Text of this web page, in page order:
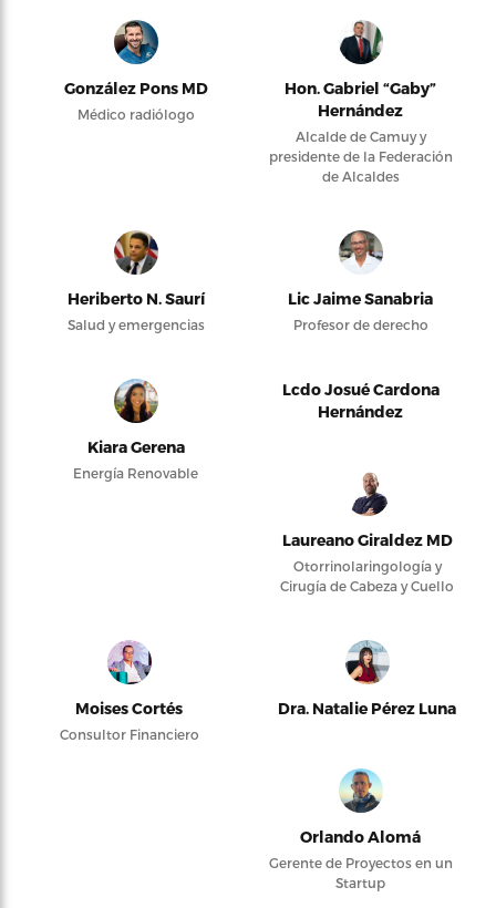
González Pons MD
Médico radiólogo
Hon. Gabriel “Gaby”
Hernández
Alcalde de Camuy y
presidente de la Federación
de Alcaldes
Heriberto N. Saurí
Salud y emergencias
Lic Jaime Sanabria
Profesor de derecho
Kiara Gerena
Energía Renovable
Lcdo Josué Cardona
Hernández
Laureano Giraldez MD
Otorrinolaringología y
Cirugía de Cabeza y Cuello
Moises Cortés
Consultor Financiero
Dra. Natalie Pérez Luna
Orlando Alomá
Gerente de Proyectos en un
Startup